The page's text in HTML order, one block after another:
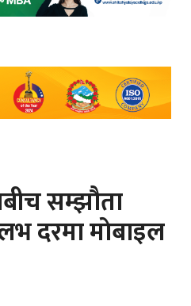
सम्झौता
दरमा माेबाइल